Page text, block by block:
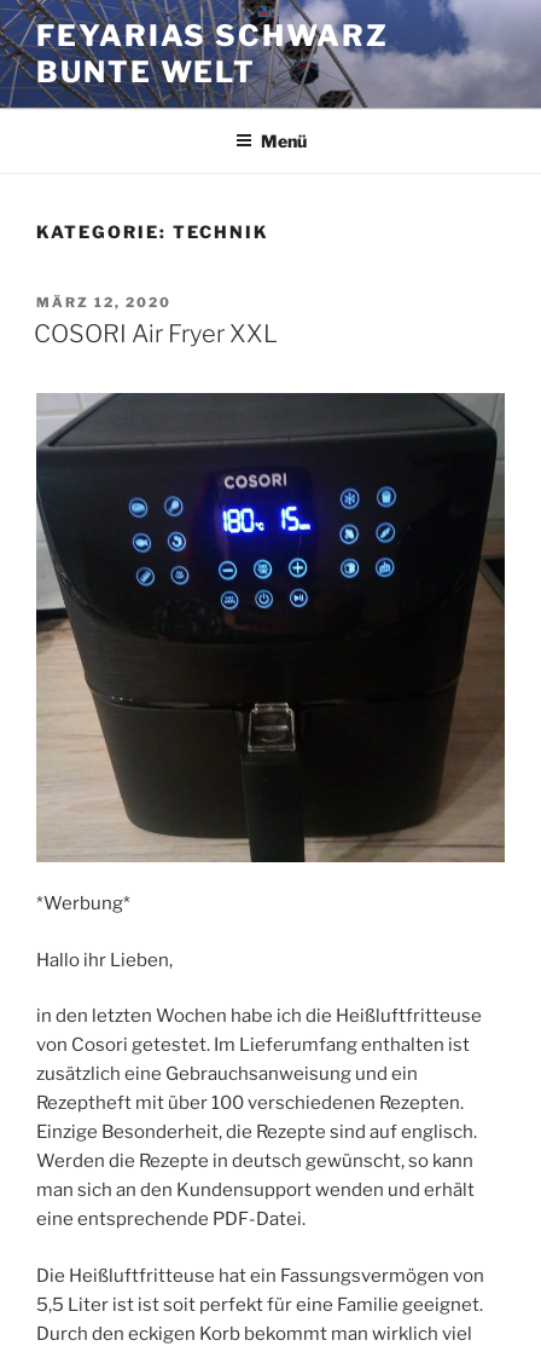
Zum
Inhalt
springen
FEYARIAS SCHWARZ
BUNTE WELT
Menü
KATEGORIE: TECHNIK
VERÖFFENTLICHT
AM
MÄRZ 12, 2020
COSORI Air Fryer XXL
*Werbung*
Hallo ihr Lieben,
in den letzten Wochen habe ich die Heißluftfritteuse
von Cosori getestet. Im Lieferumfang enthalten ist
zusätzlich eine Gebrauchsanweisung und ein
Rezeptheft mit über 100 verschiedenen Rezepten.
Einzige Besonderheit, die Rezepte sind auf englisch.
Werden die Rezepte in deutsch gewünscht, so kann
man sich an den Kundensupport wenden und erhält
eine entsprechende PDF-Datei.
Die Heißluftfritteuse hat ein Fassungsvermögen von
5,5 Liter ist ist soit perfekt für eine Familie geeignet.
Durch den eckigen Korb bekommt man wirklich viel